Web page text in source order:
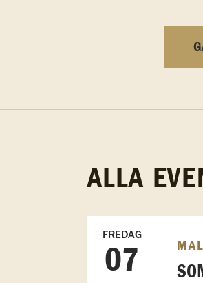
ALLA
FREDAG
07